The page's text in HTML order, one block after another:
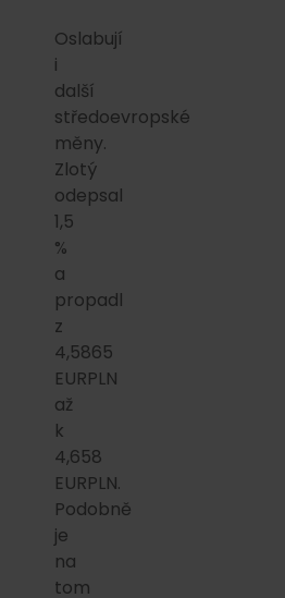
Oslabují
i
další
středoevropské
měny.
Zlotý
odepsal
1,5
%
a
propadl
z
4,5865
EURPLN
až
k
4,658
EURPLN.
Podobně
je
na
tom